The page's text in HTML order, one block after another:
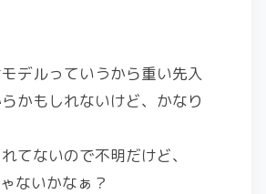
デルっていうから重い先入
かもしれないけど、かなり
てないので不明だけど、
ないかなぁ？